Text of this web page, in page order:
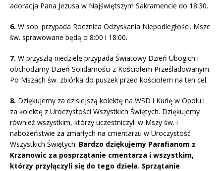
adoracja Pana Jezusa w Najświętszym Sakramencie do 18:30.
6. W sob. przypada Rocznica Odzyskania Niepodległości. Msze
św. sprawowane będą o 8:00 i 18:00.
7. W przyszłą niedzielę przypada Światowy Dzień Ubogich i
obchodzimy Dzień Solidarności z Kościołem Prześladowanym.
Po Mszach św. zbiórka do puszek przed kościołem na ten cel.
8. Dziękujemy za dzisiejszą kolektę na WSD i Kurię w Opolu i
za kolektę z Uroczystości Wszystkich Świętych. Dziękujemy
również wszystkim, którzy uczestniczyli w Mszy św. i
nabożeństwie za zmarłych na cmentarzu w Uroczystość
Wszystkich Świętych. Bardzo dziękujemy Parafianom z
Krzanowic za posprzątanie cmentarza i wszystkim,
którzy przyłączyli się do tego dzieła. Sprzątanie